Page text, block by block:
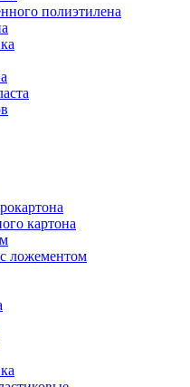
полиэтилена
картона
ложементом